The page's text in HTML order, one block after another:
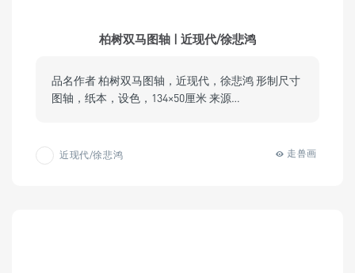
柏树双马图轴 | 近现代/徐悲鸿
品名作者 柏树双马图轴，近现代，徐悲鸿 形制尺寸
图轴，纸本，设色，134×50厘米 来源…
近现代/徐悲鸿 走兽画